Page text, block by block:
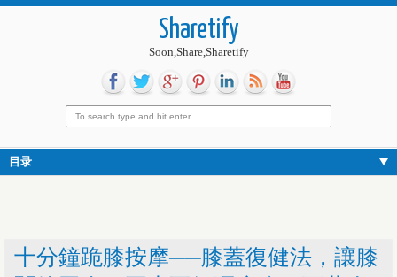
Sharetify
Soon,Share,Sharetify
目录
十分鐘跪膝按摩──膝蓋復健法，讓膝